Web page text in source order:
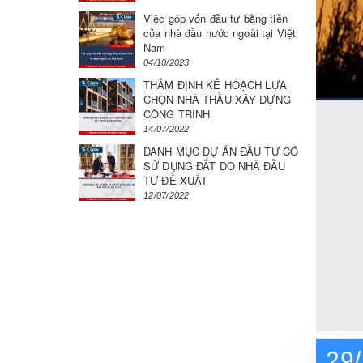
Việc góp vốn đầu tư bằng tiền
của nhà đầu nước ngoài tại Việt
Nam
04/10/2023
THẨM ĐỊNH KẾ HOẠCH LỰA
CHỌN NHÀ THẦU XÂY DỰNG
CÔNG TRÌNH
14/07/2022
DANH MỤC DỰ ÁN ĐẦU TƯ CÓ
SỬ DỤNG ĐẤT DO NHÀ ĐẦU
TƯ ĐỀ XUẤT
12/07/2022